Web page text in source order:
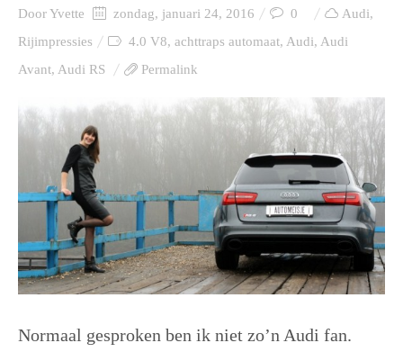
DoorYvette zondag, januari 24, 2016 0 Audi,
Rijimpressies
4.0 V8, achttraps automaat, Audi, Audi
Avant, Audi RS Permalink
Normaal gesproken ben ik niet zo’n Audi fan.